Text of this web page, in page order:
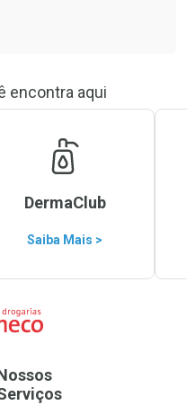
encontra aqui
DermaClub
Saiba Mais >